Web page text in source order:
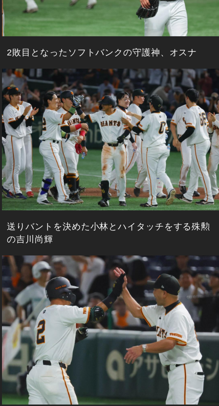
2敗目となったソフトバンクの守護神、オスナ
送りバントを決めた小林とハイタッチをする殊勲
の吉川尚輝